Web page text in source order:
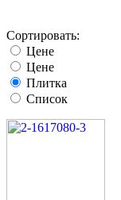
Сортировать:
Цене
Цене
Плитка
Список